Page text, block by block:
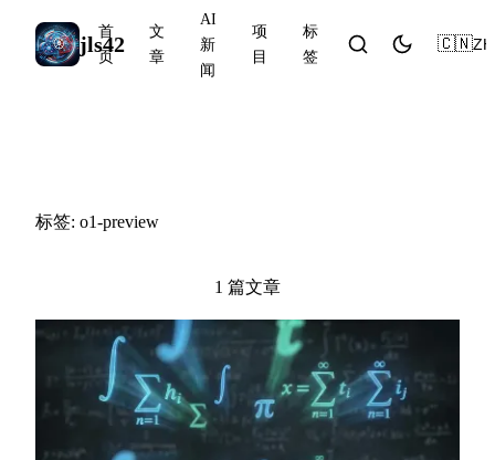
jls42
首
页
文
章
AI
新
闻
项
目
标
签
🇨🇳ZH
标签: o1-preview
1 篇文章